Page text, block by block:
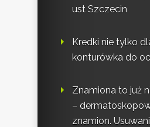
ust Szczecin
Kredki nie tylko
konturówka do
Znamiona to już
–
znamion.